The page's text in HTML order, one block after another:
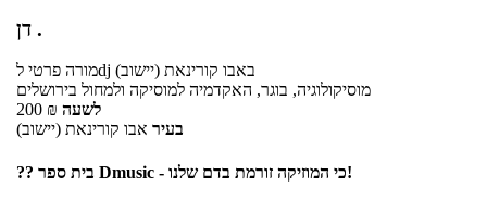
דן .
מורה פרטילdj באבו קורינאת (יישוב)
מוסיקולוגיה, בוגר, האקדמיה למוסיקה ולמחול בירושלים
200 ₪ לשעה
בעיר אבו קורינאת (יישוב)
?‍? בית ספר Dmusic - כי המוזיקה זורמת בדם שלנו!